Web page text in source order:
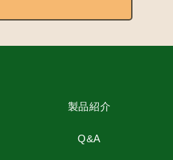
製品紹介
Q&A